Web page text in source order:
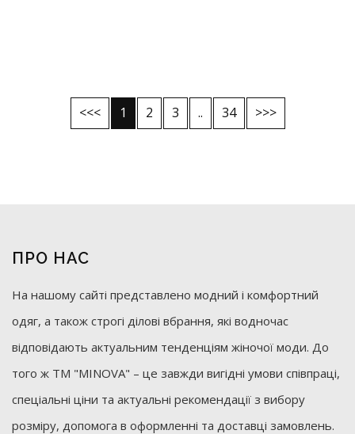
<<< 1 2 3 .. 34 >>>
ПРО НАС
На нашому сайті представлено модний і комфортний
одяг, а також строгі ділові вбрання, які водночас
відповідають актуальним тенденціям жіночої моди. До
того ж ТМ "MINOVA" – це завжди вигідні умови співпраці,
спеціальні ціни та актуальні рекомендації з вибору
розміру, допомога в оформленні та доставці замовлень.